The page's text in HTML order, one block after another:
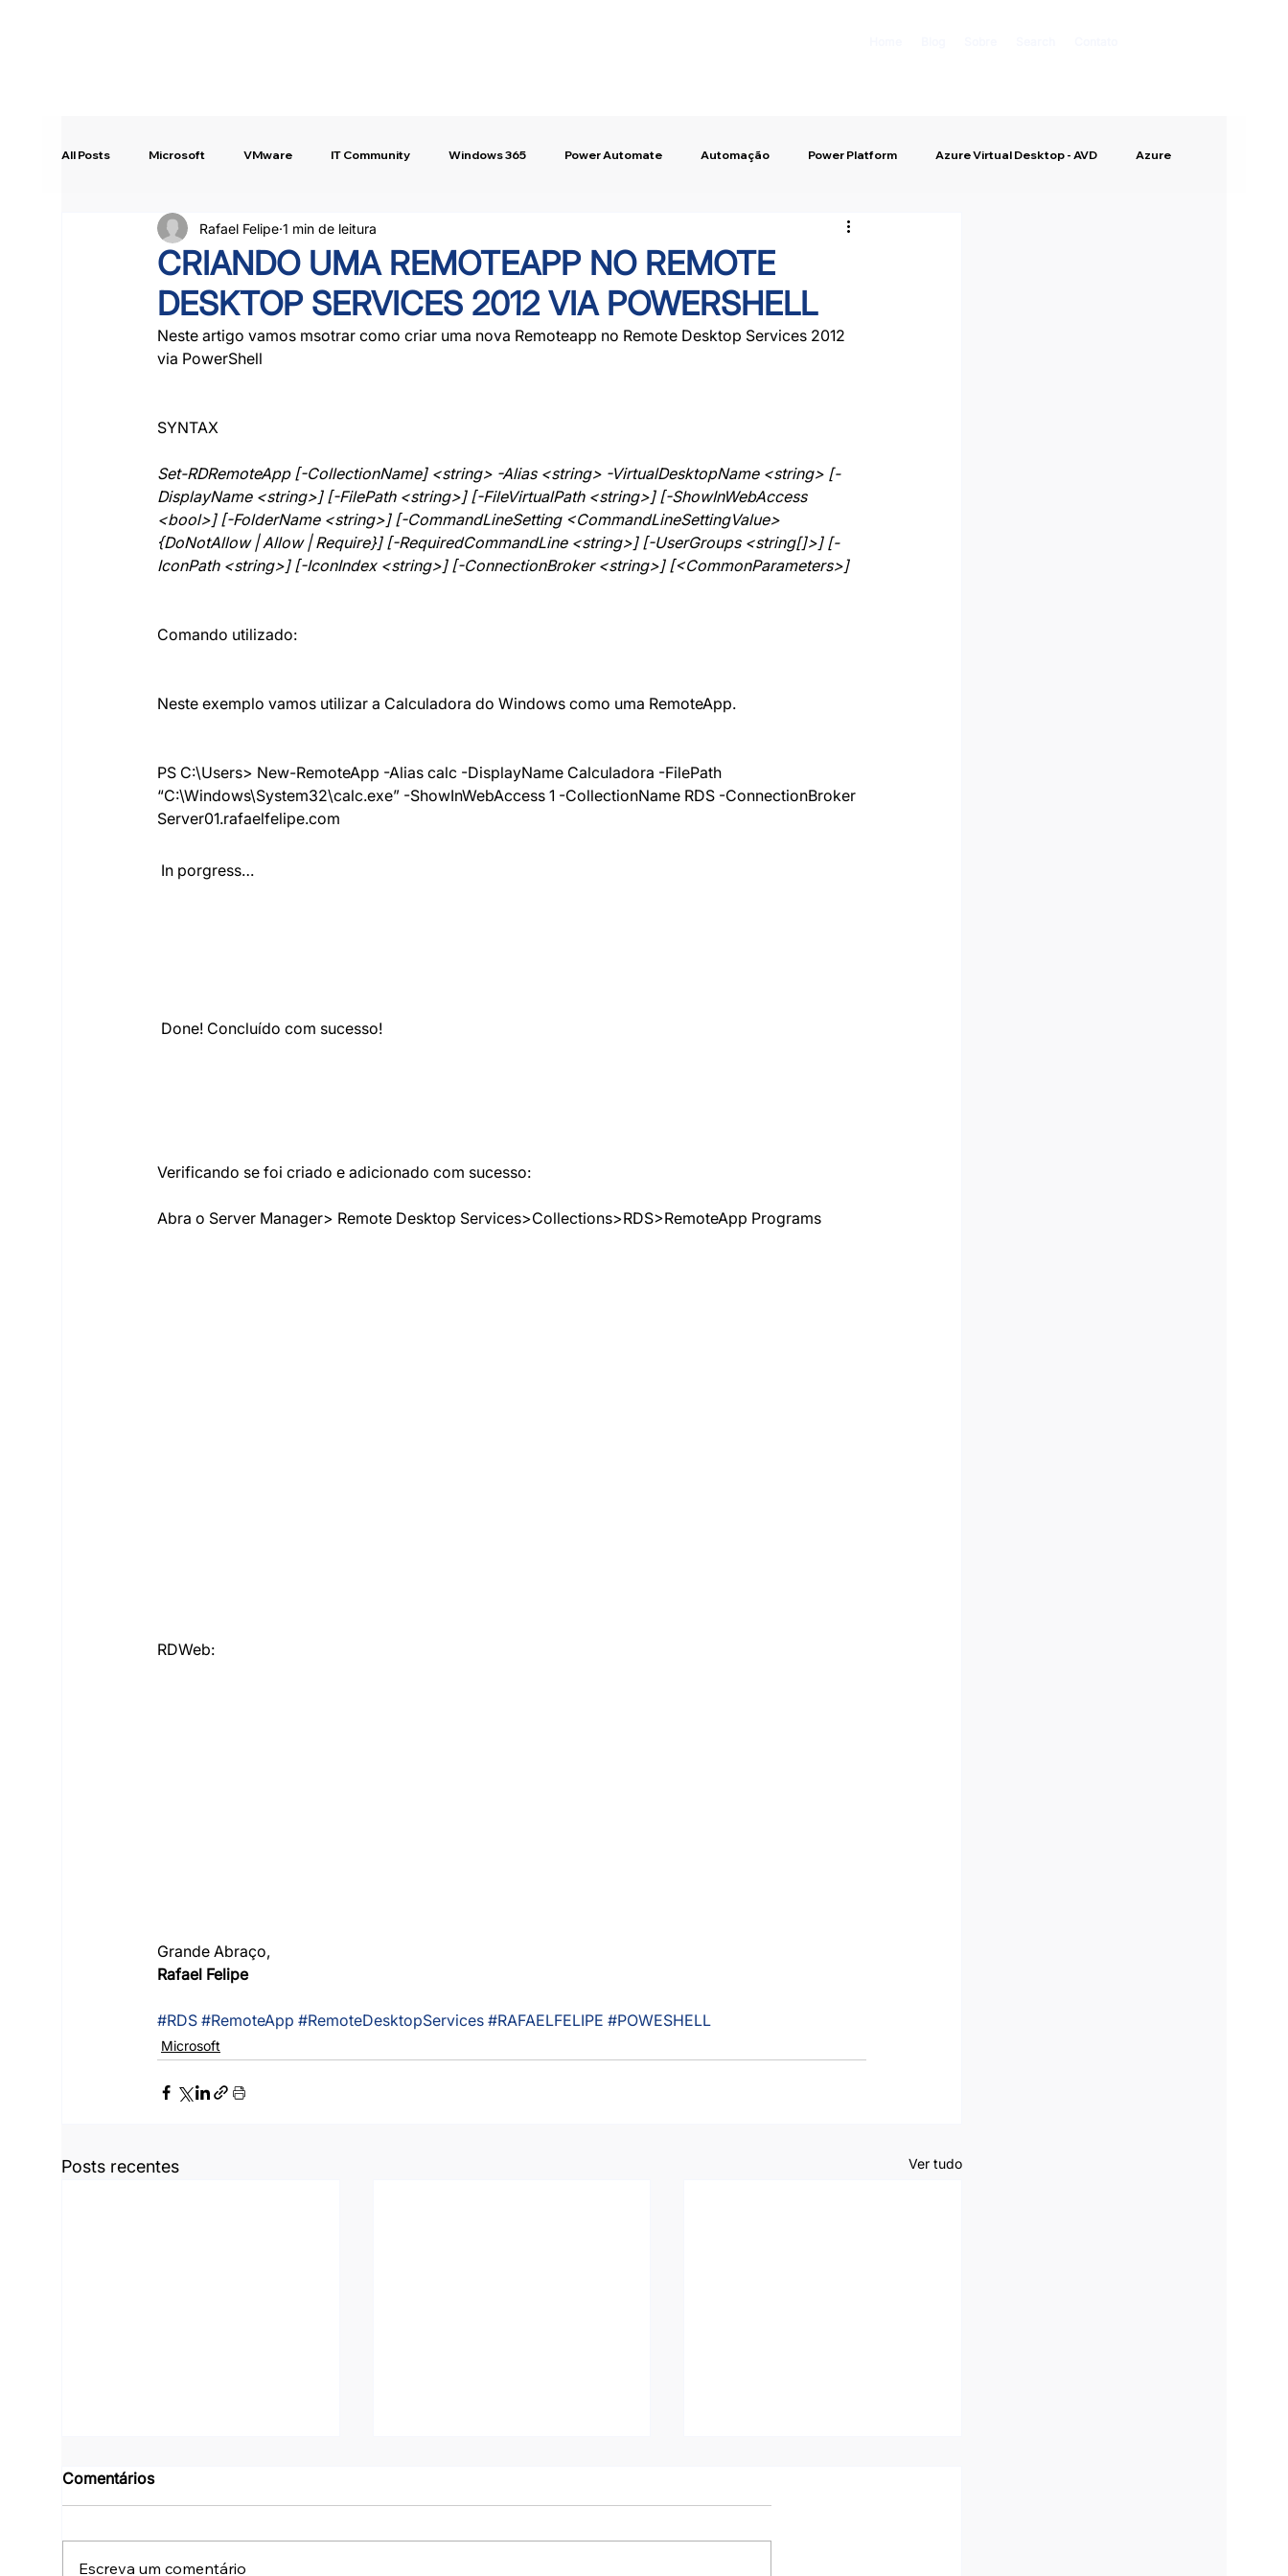
All Posts Microsoft VMware IT Community Windows 365 Power Automate Automação Power Platform Azure Virtual Desktop - AVD Azure
Copilot Studio Quick Tip!
CRIANDO UMA REMOTEAPP NO REMOTE
DESKTOP SERVICES 2012 VIA POWERSHELL
Rafael Felipe 1 min de leitura
Neste artigo vamos msotrar como criar uma nova Remoteapp no Remote Desktop Services 2012
via PowerShell
SYNTAX
Set-RDRemoteApp [-CollectionName] <string> -Alias <string> -VirtualDesktopName <string> [-
DisplayName <string>] [-FilePath <string>] [-FileVirtualPath <string>] [-ShowInWebAccess
<bool>] [-FolderName <string>] [-CommandLineSetting <CommandLineSettingValue>
{DoNotAllow | Allow | Require}] [-RequiredCommandLine <string>] [-UserGroups <string[]>] [-
IconPath <string>] [-IconIndex <string>] [-ConnectionBroker <string>] [<CommonParameters>]
Comando utilizado:
Neste exemplo vamos utilizar a Calculadora do Windows como uma RemoteApp.
PS C:\Users> New-RemoteApp -Alias calc -DisplayName Calculadora -FilePath
“C:\Windows\System32\calc.exe” -ShowInWebAccess 1 -CollectionName RDS -ConnectionBroker
Server01.rafaelfelipe.com
In porgress…
Done! Concluído com sucesso!
Verificando se foi criado e adicionado com sucesso:
Abra o Server Manager> Remote Desktop Services>Collections>RDS>RemoteApp Programs
RDWeb:
Grande Abraço,
Rafael Felipe
#RDS #RemoteApp #RemoteDesktopServices #RAFAELFELIPE #POWESHELL
Microsoft
Posts recentes Ver tudo
Comentários
Escreva um comentário